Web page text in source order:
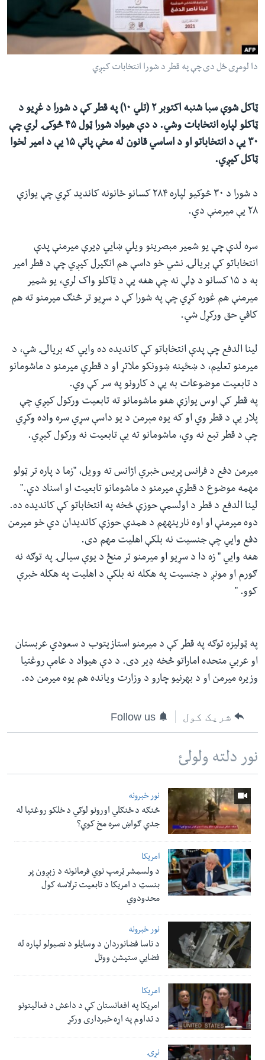
ځای
له مونږ سره په تماس کې پاتې شئ
دا لومړی ځل دی چې په قطر د شورا انتخابات کیږي
ټاکل شوې سبا شنبه اکتوبر ۲ (تلي ۱۰) په قطر کې د شورا د غړیو د
ټاکلو لپاره انتخابات وشي. د دې هیواد شورا ټول ۴۵ څوکۍ لري چې
۳۰ یې د انتخاباتو او د اساسي قانون له مخې پاتې ۱۵ یې د امیر لخوا
ټاکل کیږي.
د شورا د ۳۰ څوکیو لپاره ۲۸۴ کسانو ځانونه کاندید کړي چې یوازې
۲۸ یې میرمنې دي.
سره لدې چې یو شمیر مبصرینو ویلي ښایي ډیرې میرمنې پدې
انتخاباتو کې بریالۍ نشي خو داسې هم انګیرل کیږي چې د قطر امیر
به د ۱۵ کسانو د ډلې نه چې هغه یې د ټاکلو واک لري، یو شمیر
میرمنې هم غوره کړي چې په شورا کې د سړیو تر څنګ میرمنو ته هم
کافي حق ورکړل شي.
لینا الدفع چې پدې انتخاباتو کې کاندیده ده وایي که بریالۍ شي، د
میرمنو تعلیم، د ښځینه ښوونکو ملاتړ او د قطري میرمنو د ماشومانو
د تابعیت موضوعات به یې د کارونو په سر کې وي.
په قطر کې اوس یوازې هغو ماشومانو ته تابعیت ورکول کیږي چې
پلار یې د قطر وي او که یوه مېرمن د یو داسې سړي سره واده وکړي
چې د قطر تبع نه وي، ماشومانو ته یې تابعیت نه ورکول کیږي.
میرمن دفع د فرانس پریس خبري اژانس ته وویل، "زما د پاره تر ټولو
مهمه موضوع د قطري میرمنو د ماشومانو تابعیت او اسناد دي."
لینا الدفع د قطر د اولسمې حوزې څخه په انتخاباتو کې کاندیده ده.
دوه میرمنې او اوه نارینههم د همدې حوزې کاندیدان دي خو میرمن
دفع وایي چې جنسیت نه بلکې اهلیت مهم دی.
هغه وایي " زه دا د سړیو او میرمنو تر منځ د یوې سیالۍ په توګه نه
ګورم او مونږ د جنسیت په هکله نه بلکې د اهلیت په هکله خبرې
کوو. "
په ټولیزه توګه په قطر کې د میرمنو استازیتوب د سعودي عربستان
او عربي متحده اماراتو څخه ډیر دی. د دې هیواد د عامې روغتیا
وزیره میرمن او د بهرنیو چارو د وزارت ویانده هم یوه میرمن ده.
شریک کول Follow us
نور دلته ولولئ
نور خبرونه
څنګه د ځنګلي اورونو لوګي د خلکو روغتیا له
جدي ګواښ سره مخ کوي؟
امریکا
د ولسمشر ټرمپ نوي فرمانونه د زېږون پر
بنسټ د امریکا د تابعیت ترلاسه کول
محدودوي
نور خبرونه
د ناسا فضانوردان د وسایلو د نصبولو لپاره له
فضایي ستیشن ووتل
امریکا
امریکا په افغانستان کې د داعش د فعالیتونو
د تداوم په اړه خبرداری ورکړ
نړۍ